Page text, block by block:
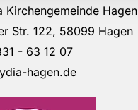
Kirchengemeinde Hagen
Str. 122, 58099 Hagen
- 63 12 07
hagen.de